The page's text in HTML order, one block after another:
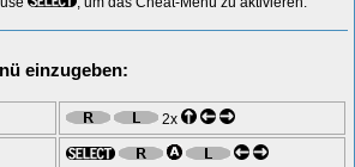
einzugeben:
2x